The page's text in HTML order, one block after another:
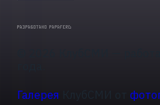
Галерея